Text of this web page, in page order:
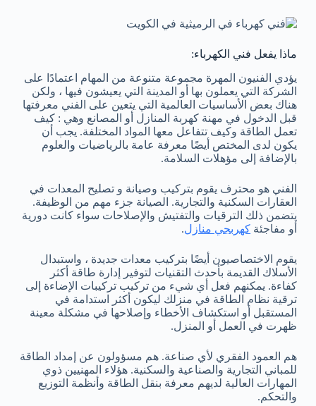
ماذا يفعل فني الكهرباء:
يؤدي الفنيون المهرة مجموعة متنوعة من المهام اعتمادًا على
الشركة التي يعملون بها أو المدينة التي يعيشون فيها ، ولكن
هناك بعض الأساسيات العالمية التي يتعين على الفني معرفتها
قبل الدخول في مهنة كهربة المنازل أو المصانع وهي : كيف
تعمل الطاقة وكيف تتفاعل معها المواد المختلفة. يجب أن
يكون لدى المختص أيضًا معرفة عامة بالرياضيات والعلوم
بالإضافة إلى مؤهلات السلامة.
الفني هو محترف يقوم بتركيب وصيانة و تصليح المعدات في
العقارات السكنية والتجارية. الصيانة جزء مهم من الوظيفة.
يتضمن ذلك الترقيات والتفتيش والإصلاحات سواء كانت دورية
أو مفاجئة كهربجي منازل.
يقوم الاختصاصيون أيضًا بتركيب معدات جديدة ، واستبدال
الأسلاك القديمة بأحدث التقنيات لتوفير إدارة طاقة أكثر
كفاءة. يمكنهم فعل أي شيء من تركيب تركيبات الإضاءة إلى
ترقية نظام الطاقة في منزلك ليكون أكثر استدامة في
المستقبل أو استكشاف الأخطاء وإصلاحها في مشكلة معينة
ظهرت في العمل أو المنزل.
هم العمود الفقري لأي صناعة. هم مسؤولون عن إمداد الطاقة
للمباني التجارية والصناعية والسكنية. هؤلاء المهنيين ذوي
المهارات العالية لديهم معرفة بنقل الطاقة وأنظمة التوزيع
والتحكم.